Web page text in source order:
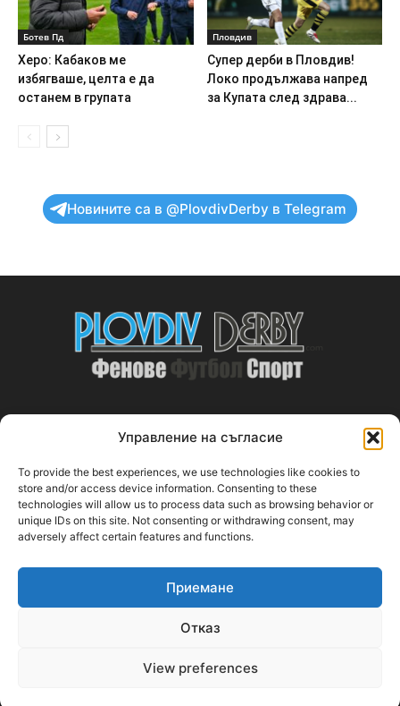
Управление на съгласие
To provide the best experiences, we use technologies like cookies to
store and/or access device information. Consenting to these
technologies will allow us to process data such as browsing behavior or
unique IDs on this site. Not consenting or withdrawing consent, may
adversely affect certain features and functions.
Приемане
Отказ
View preferences
Ботев Пд
Херо: Кабаков ме
избягваше, целта е да
останем в групата
Пловдив
Супер дерби в Пловдив!
Локо продължава напред
за Купата след здрава...
Новините са в @PlovdivDerby в Telegram
ABOUT US
PlovdivDerby.com е първата пловдивска изцяло футболна
медия!
Свържи се с нас:plovdivderby.com@gmail.com
FOLLOW US